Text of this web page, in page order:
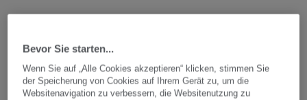
Alle Designs anzeigen (3)
Bevor Sie starten...
Wenn Sie auf „Alle Cookies akzeptieren“ klicken, stimmen Sie
der Speicherung von Cookies auf Ihrem Gerät zu, um die
Websitenavigation zu verbessern, die Websitenutzung zu